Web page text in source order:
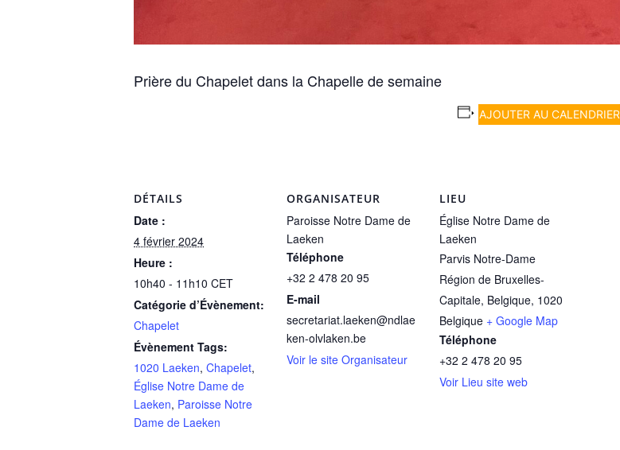
Prière du Chapelet dans la Chapelle de semaine
AJOUTER AU CALENDRIER
DÉTAILS
Date :
4 février 2024
Heure :
10h40 - 11h10 CET
Catégorie d’Évènement:
Chapelet
Évènement Tags:
1020 Laeken, Chapelet,
Église Notre Dame de
Laeken, Paroisse Notre
Dame de Laeken
ORGANISATEUR
Paroisse Notre Dame de
Laeken
Téléphone
+32 2 478 20 95
E-mail
secretariat.laeken@ndlae
ken-olvlaken.be
Voir le site Organisateur
LIEU
Église Notre Dame de
Laeken
Parvis Notre-Dame
Région de Bruxelles-
Capitale, Belgique, 1020
Belgique + Google Map
Téléphone
+32 2 478 20 95
Voir Lieu site web